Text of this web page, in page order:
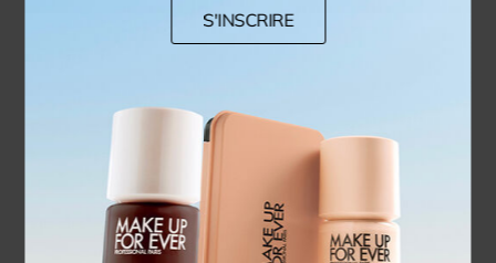
S'INSCRIRE